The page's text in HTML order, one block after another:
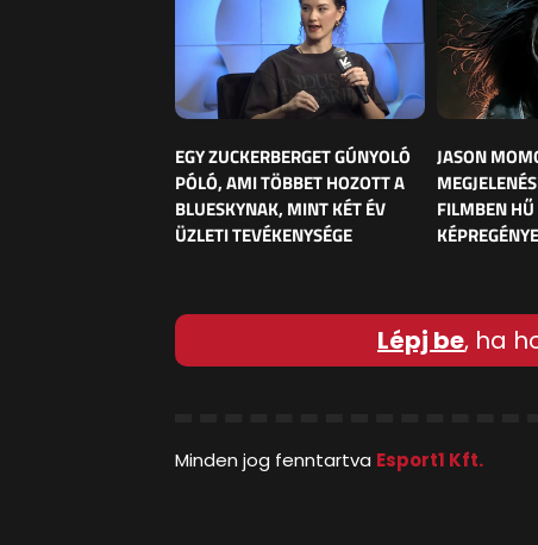
EGY ZUCKERBERGET GÚNYOLÓ
PÓLÓ, AMI TÖBBET HOZOTT A
BLUESKYNAK, MINT KÉT ÉV
ÜZLETI TEVÉKENYSÉGE
JASON
FILMBEN HŰ
Lépj be, ha
Minden jog fenntartva Esport1 Kft.